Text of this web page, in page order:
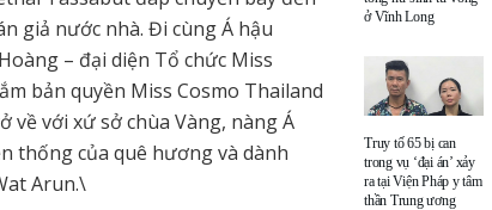
giả nước nhà. Đi cùng Á hậu
– đại diện Tổ chức Miss
bản quyền Miss Cosmo Thailand
về với xứ sở chùa Vàng, nàng Á
thống của quê hương và dành
Arun.\
ở Vĩnh Long
Truy tố 65 bị can
trong vụ ‘đại án’ xảy
ra tại Viện Pháp y tâm
thần Trung ương